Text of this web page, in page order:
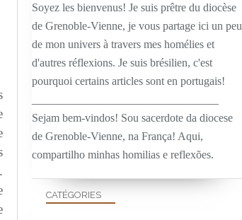
Soyez les bienvenus! Je suis prêtre du diocèse
de Grenoble-Vienne, je vous partage ici un peu
de mon univers à travers mes homélies et
d'autres réflexions. Je suis brésilien, c'est
pourquoi certains articles sont en portugais!
Sejam bem-vindos! Sou sacerdote da diocese
de Grenoble-Vienne, na França! Aqui,
compartilho minhas homilias e reflexões.
CATÉGORIES